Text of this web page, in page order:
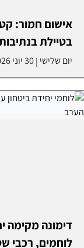
אישום חמור:
בטיילת
יום שלישי |30 יוני 2026
לוחמים, רכבי